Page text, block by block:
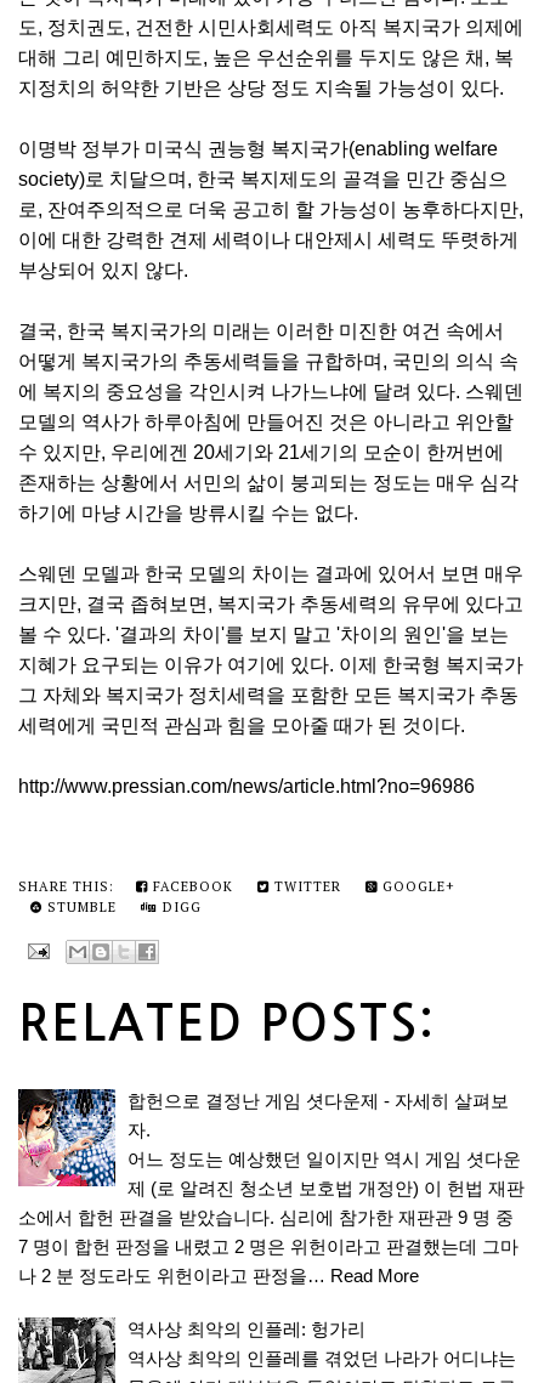
도, 정치권도, 건전한 시민사회세력도 아직 복지국가 의제에
대해 그리 예민하지도, 높은 우선순위를 두지도 않은 채, 복
지정치의 허약한 기반은 상당 정도 지속될 가능성이 있다.
이명박 정부가 미국식 권능형 복지국가(enabling welfare
society)로 치달으며, 한국 복지제도의 골격을 민간 중심으
로, 잔여주의적으로 더욱 공고히 할 가능성이 농후하다지만,
이에 대한 강력한 견제 세력이나 대안제시 세력도 뚜렷하게
부상되어 있지 않다.
결국, 한국 복지국가의 미래는 이러한 미진한 여건 속에서
어떻게 복지국가의 추동세력들을 규합하며, 국민의 의식 속
에 복지의 중요성을 각인시켜 나가느냐에 달려 있다. 스웨덴
모델의 역사가 하루아침에 만들어진 것은 아니라고 위안할
수 있지만, 우리에겐 20세기와 21세기의 모순이 한꺼번에
존재하는 상황에서 서민의 삶이 붕괴되는 정도는 매우 심각
하기에 마냥 시간을 방류시킬 수는 없다.
스웨덴 모델과 한국 모델의 차이는 결과에 있어서 보면 매우
크지만, 결국 좁혀보면, 복지국가 추동세력의 유무에 있다고
볼 수 있다. '결과의 차이'를 보지 말고 '차이의 원인'을 보는
지혜가 요구되는 이유가 여기에 있다. 이제 한국형 복지국가
그 자체와 복지국가 정치세력을 포함한 모든 복지국가 추동
세력에게 국민적 관심과 힘을 모아줄 때가 된 것이다.
http://www.pressian.com/news/article.html?no=96986
SHARE THIS: FACEBOOK TWITTER
GOOGLE+
STUMBLE
DIGG
RELATED POSTS:
합헌으로 결정난 게임 셧다운제 - 자세히 살펴보
자.
어느 정도는 예상했던 일이지만 역시 게임 셧다운
제 (로 알려진 청소년 보호법 개정안) 이 헌법 재판
소에서 합헌 판결을 받았습니다. 심리에 참가한 재판관 9 명 중
7 명이 합헌 판정을 내렸고 2 명은 위헌이라고 판결했는데 그마
나 2 분 정도라도 위헌이라고 판정을… Read More
역사상 최악의 인플레: 헝가리
역사상 최악의 인플레를 겪었던 나라가 어디냐는